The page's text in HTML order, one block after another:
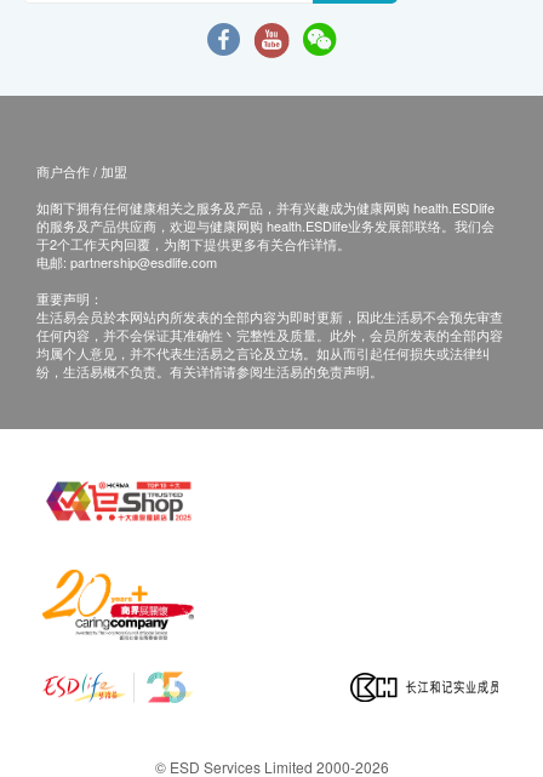
商户合作 / 加盟
如阁下拥有任何健康相关之服务及产品，并有兴趣成为健康网购 health.ESDlife
的服务及产品供应商，欢迎与健康网购 health.ESDlife业务发展部联络。我们会
于2个工作天内回覆，为阁下提供更多有关合作详情。
电邮: partnership@esdlife.com
重要声明：
生活易会员於本网站内所发表的全部内容为即时更新，因此生活易不会预先审查
任何内容，并不会保证其准确性丶完整性及质量。此外，会员所发表的全部内容
均属个人意见，并不代表生活易之言论及立场。如从而引起任何损失或法律纠
纷，生活易概不负责。有关详情请参阅生活易的免责声明。
© ESD Services Limited 2000-2026